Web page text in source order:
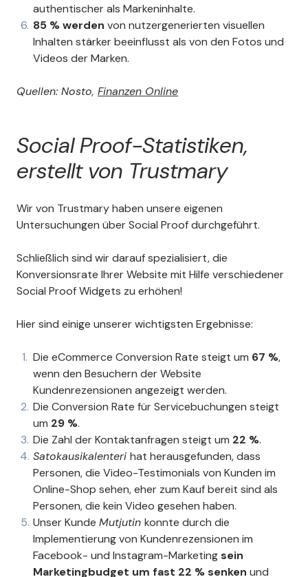
authentischer als Markeninhalte.
85 % werden von nutzergenerierten visuellen
Inhalten stärker beeinflusst als von den Fotos und
Videos der Marken.
Quellen: Nosto, Finanzen Online
Social Proof-Statistiken,
erstellt von Trustmary
Wir von Trustmary haben unsere eigenen
Untersuchungen über Social Proof durchgeführt.
Schließlich sind wir darauf spezialisiert, die
Konversionsrate Ihrer Website mit Hilfe verschiedener
Social Proof Widgets zu erhöhen!
Hier sind einige unserer wichtigsten Ergebnisse:
Die eCommerce Conversion Rate steigt um 67 %,
wenn den Besuchern der Website
Kundenrezensionen angezeigt werden.
Die Conversion Rate für Servicebuchungen steigt
um 29 %.
Die Zahl der Kontaktanfragen steigt um 22 %.
Satokausikalenteri hat herausgefunden, dass
Personen, die Video-Testimonials von Kunden im
Online-Shop sehen, eher zum Kauf bereit sind als
Personen, die kein Video gesehen haben.
Unser Kunde Mutjutin konnte durch die
Implementierung von Kundenrezensionen im
Facebook- und Instagram-Marketingsein
Marketingbudget um fast 22 % senken und